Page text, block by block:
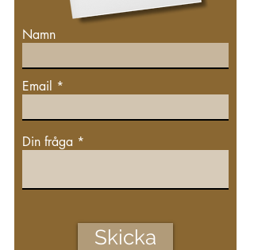
Namn
Email
Din fråga
Skicka